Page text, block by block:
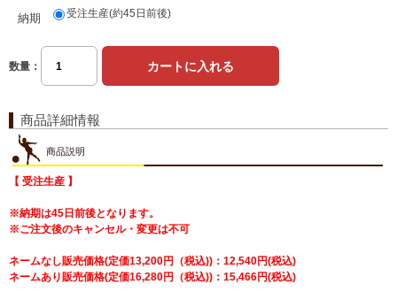
納期 受注生産(約45日前後)
数量：
商品詳細情報
商品説明
【 受注生産 】
※納期は45日前後となります。
※ご注文後のキャンセル・変更は不可
ネームなし販売価格(定価13,200円（税込))：12,540円(税込)
ネームあり販売価格(定価16,280円（税込))：15,466円(税込)